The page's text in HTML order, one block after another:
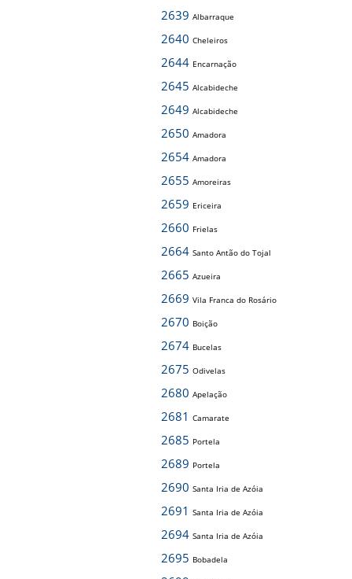
2639 Albarraque
2640 Cheleiros
2644 Encarnação
2645 Alcabideche
2649 Alcabideche
2650 Amadora
2654 Amadora
2655 Amoreiras
2659 Ericeira
2660 Frielas
2664 Santo Antão do Tojal
2665 Azueira
2669 Vila Franca do Rosário
2670 Boição
2674 Bucelas
2675 Odivelas
2680 Apelação
2681 Camarate
2685 Portela
2689 Portela
2690 Santa Iria de Azóia
2691 Santa Iria de Azóia
2694 Santa Iria de Azóia
2695 Bobadela